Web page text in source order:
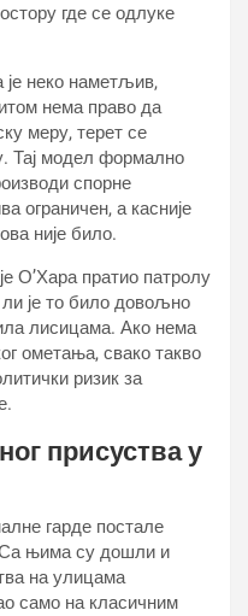
где се одлуке
је неко наметљив,
нема право да
меру, терет се
Тај модел формално
спорне
ограничен, а касније
није било.
О’Хара пратио патролу
је то било довољно
лисицама. Ако нема
ометања, свако такво
ризик за
присуства у
гарде постале
Са њима су дошли и
на улицама
само на класичним